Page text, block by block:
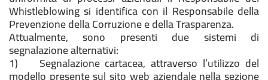
Whistleblowing si identifica con il Responsabile della
Prevenzione della Corruzione e della Trasparenza.
Attualmente, sono presenti due sistemi di
segnalazione alternativi:
1) Segnalazione cartacea, attraverso l’utilizzo del